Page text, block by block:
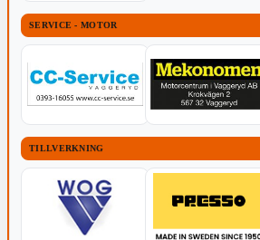
SERVICE - MOTOR
TILLVERKNING